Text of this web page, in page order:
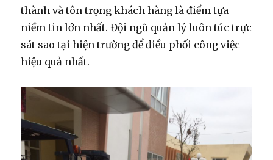
thành và tôn trọng khách hàng là điểm tựa
niềm tin lớn nhất. Đội ngũ quản lý luôn túc trực
sát sao tại hiện trường để điều phối công việc
hiệu quả nhất.